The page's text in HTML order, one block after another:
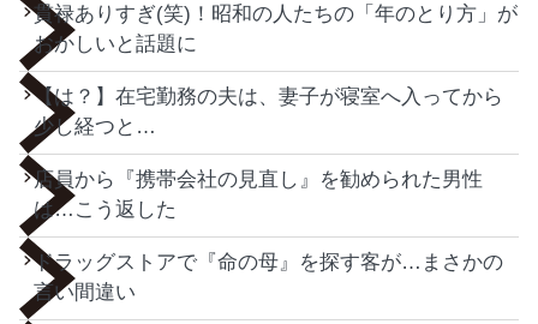
貫禄ありすぎ(笑)！昭和の人たちの「年のとり方」が
おかしいと話題に
【は？】在宅勤務の夫は、妻子が寝室へ入ってから
少し経つと…
店員から『携帯会社の見直し』を勧められた男性
は…こう返した
ドラッグストアで『命の母』を探す客が…まさかの
言い間違い